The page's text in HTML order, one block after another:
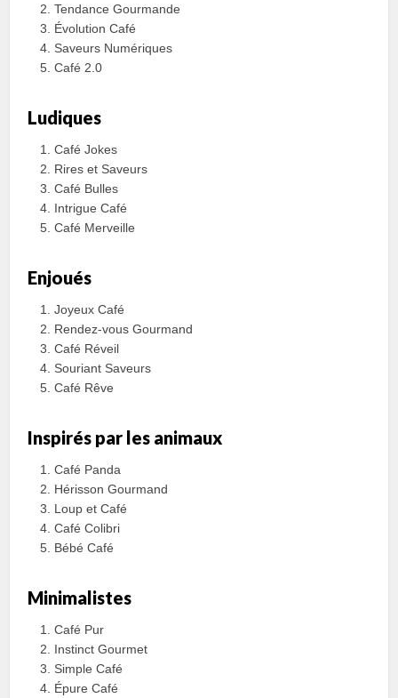
Tendance Gourmande
Évolution Café
Saveurs Numériques
Café 2.0
Ludiques
Café Jokes
Rires et Saveurs
Café Bulles
Intrigue Café
Café Merveille
Enjoués
Joyeux Café
Rendez-vous Gourmand
Café Réveil
Souriant Saveurs
Café Rêve
Inspirés par les animaux
Café Panda
Hérisson Gourmand
Loup et Café
Café Colibri
Bébé Café
Minimalistes
Café Pur
Instinct Gourmet
Simple Café
Épure Café